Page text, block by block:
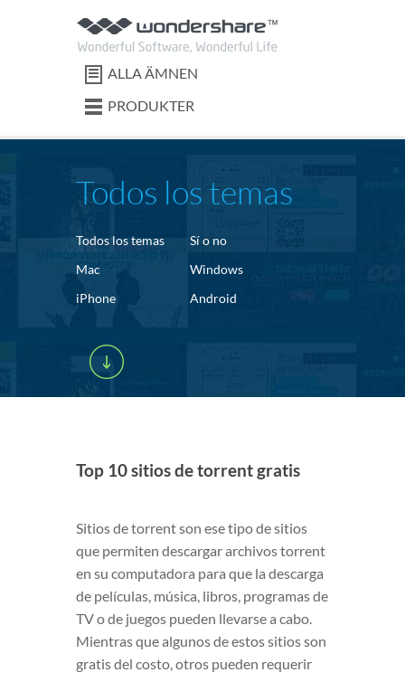
ALLA ÄMNEN
PRODUKTER
Todos los temas
Todos los temas
Sí o no
Mac
Windows
iPhone
Android
Top 10 sitios de torrent gratis
Sitios de torrent son ese tipo de sitios
que permiten descargar archivos torrent
en su computadora para que la descarga
de películas, música, libros, programas de
TV o de juegos pueden llevarse a cabo.
Mientras que algunos de estos sitios son
gratis del costo, otros pueden requerir